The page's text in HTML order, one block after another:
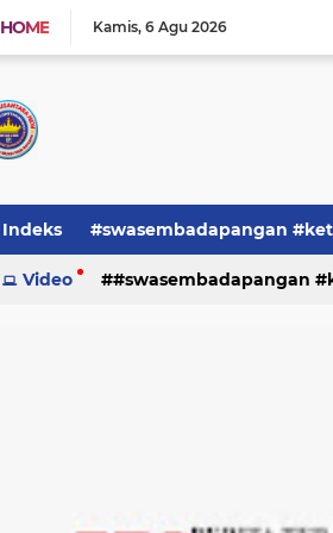
HOME Kamis 6 Agu 2026
Indeks #swasembadapangan
Pemerintah PEMERINTAHAN
Video #swasembadapangan